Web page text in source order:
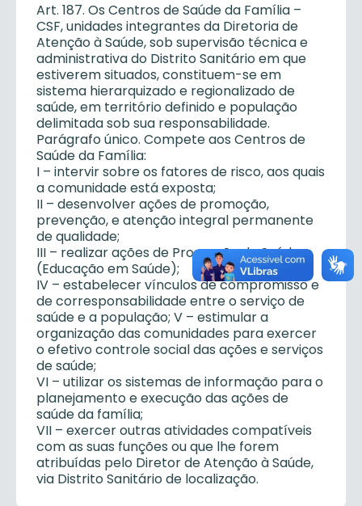
Art. 187. Os Centros de Saúde da Família –
CSF, unidades integrantes da Diretoria de
Atenção à Saúde, sob supervisão técnica e
administrativa do Distrito Sanitário em que
estiverem situados, constituem-se em
sistema hierarquizado e regionalizado de
saúde, em território definido e população
delimitada sob sua responsabilidade.
Parágrafo único. Compete aos Centros de
Saúde da Família:
I – intervir sobre os fatores de risco, aos quais
a comunidade está exposta;
II – desenvolver ações de promoção,
prevenção, e atenção integral permanente
de qualidade;
III – realizar ações de Promoção da Saúde
(Educação em Saúde);
IV – estabelecer vínculos de compromisso e
de corresponsabilidade entre o serviço de
saúde e a população; V – estimular a
organização das comunidades para exercer
o efetivo controle social das ações e serviços
de saúde;
VI – utilizar os sistemas de informação para o
planejamento e execução das ações de
saúde da família;
VII – exercer outras atividades compatíveis
com as suas funções ou que lhe forem
atribuídas pelo Diretor de Atenção à Saúde,
via Distrito Sanitário de localização.